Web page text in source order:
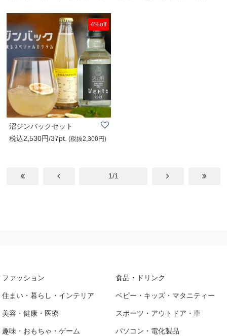
4%off
沼ジンバックセット
税込2,530円/37pt. (税抜2,300円)
1/1
ファッション 食品・ドリンク
住まい・暮らし・インテリア ベビー・キッズ・マタニティー
美容・健康・医療 スポーツ・アウトドア・車
趣味・おもちゃ・ゲーム パソコン・電化製品